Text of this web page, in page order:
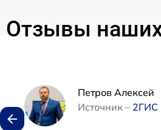
Отзывы
Петров Алексей
Источник – 2ГИС
Наши